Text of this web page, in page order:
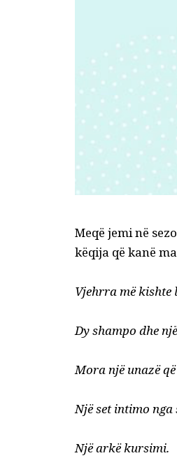
Meqë jemi në
këqija që kanë
Vjehrra më kishte
Dy shampo dhe
Mora një unazë
Një set intimo
Një arkë kursimi.